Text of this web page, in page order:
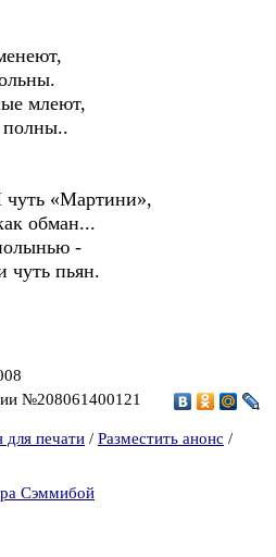
млеют,
полны..
«Мартини»,
обман...
-
чуть пьян.
№208061400121
для печати / Разместить анонс /
Сэммибой